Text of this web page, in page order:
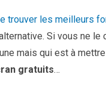
trouver les meilleurs
Si vous ne
mais qui est à
gratuits…